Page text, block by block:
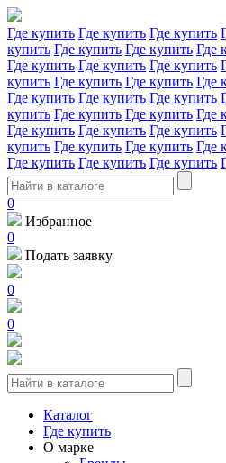
Где купить Где купить Где купить
купить Где купить Где купить Где
Где купить Где купить Где купить
купить Где купить Где купить Где
Где купить Где купить Где купить
купить Где купить Где купить Где
Где купить Где купить Где купить
купить Где купить Где купить Где
Где купить Где купить Где купить
0
Избранное
0
Подать заявку
0
0
Каталог
Где купить
О марке